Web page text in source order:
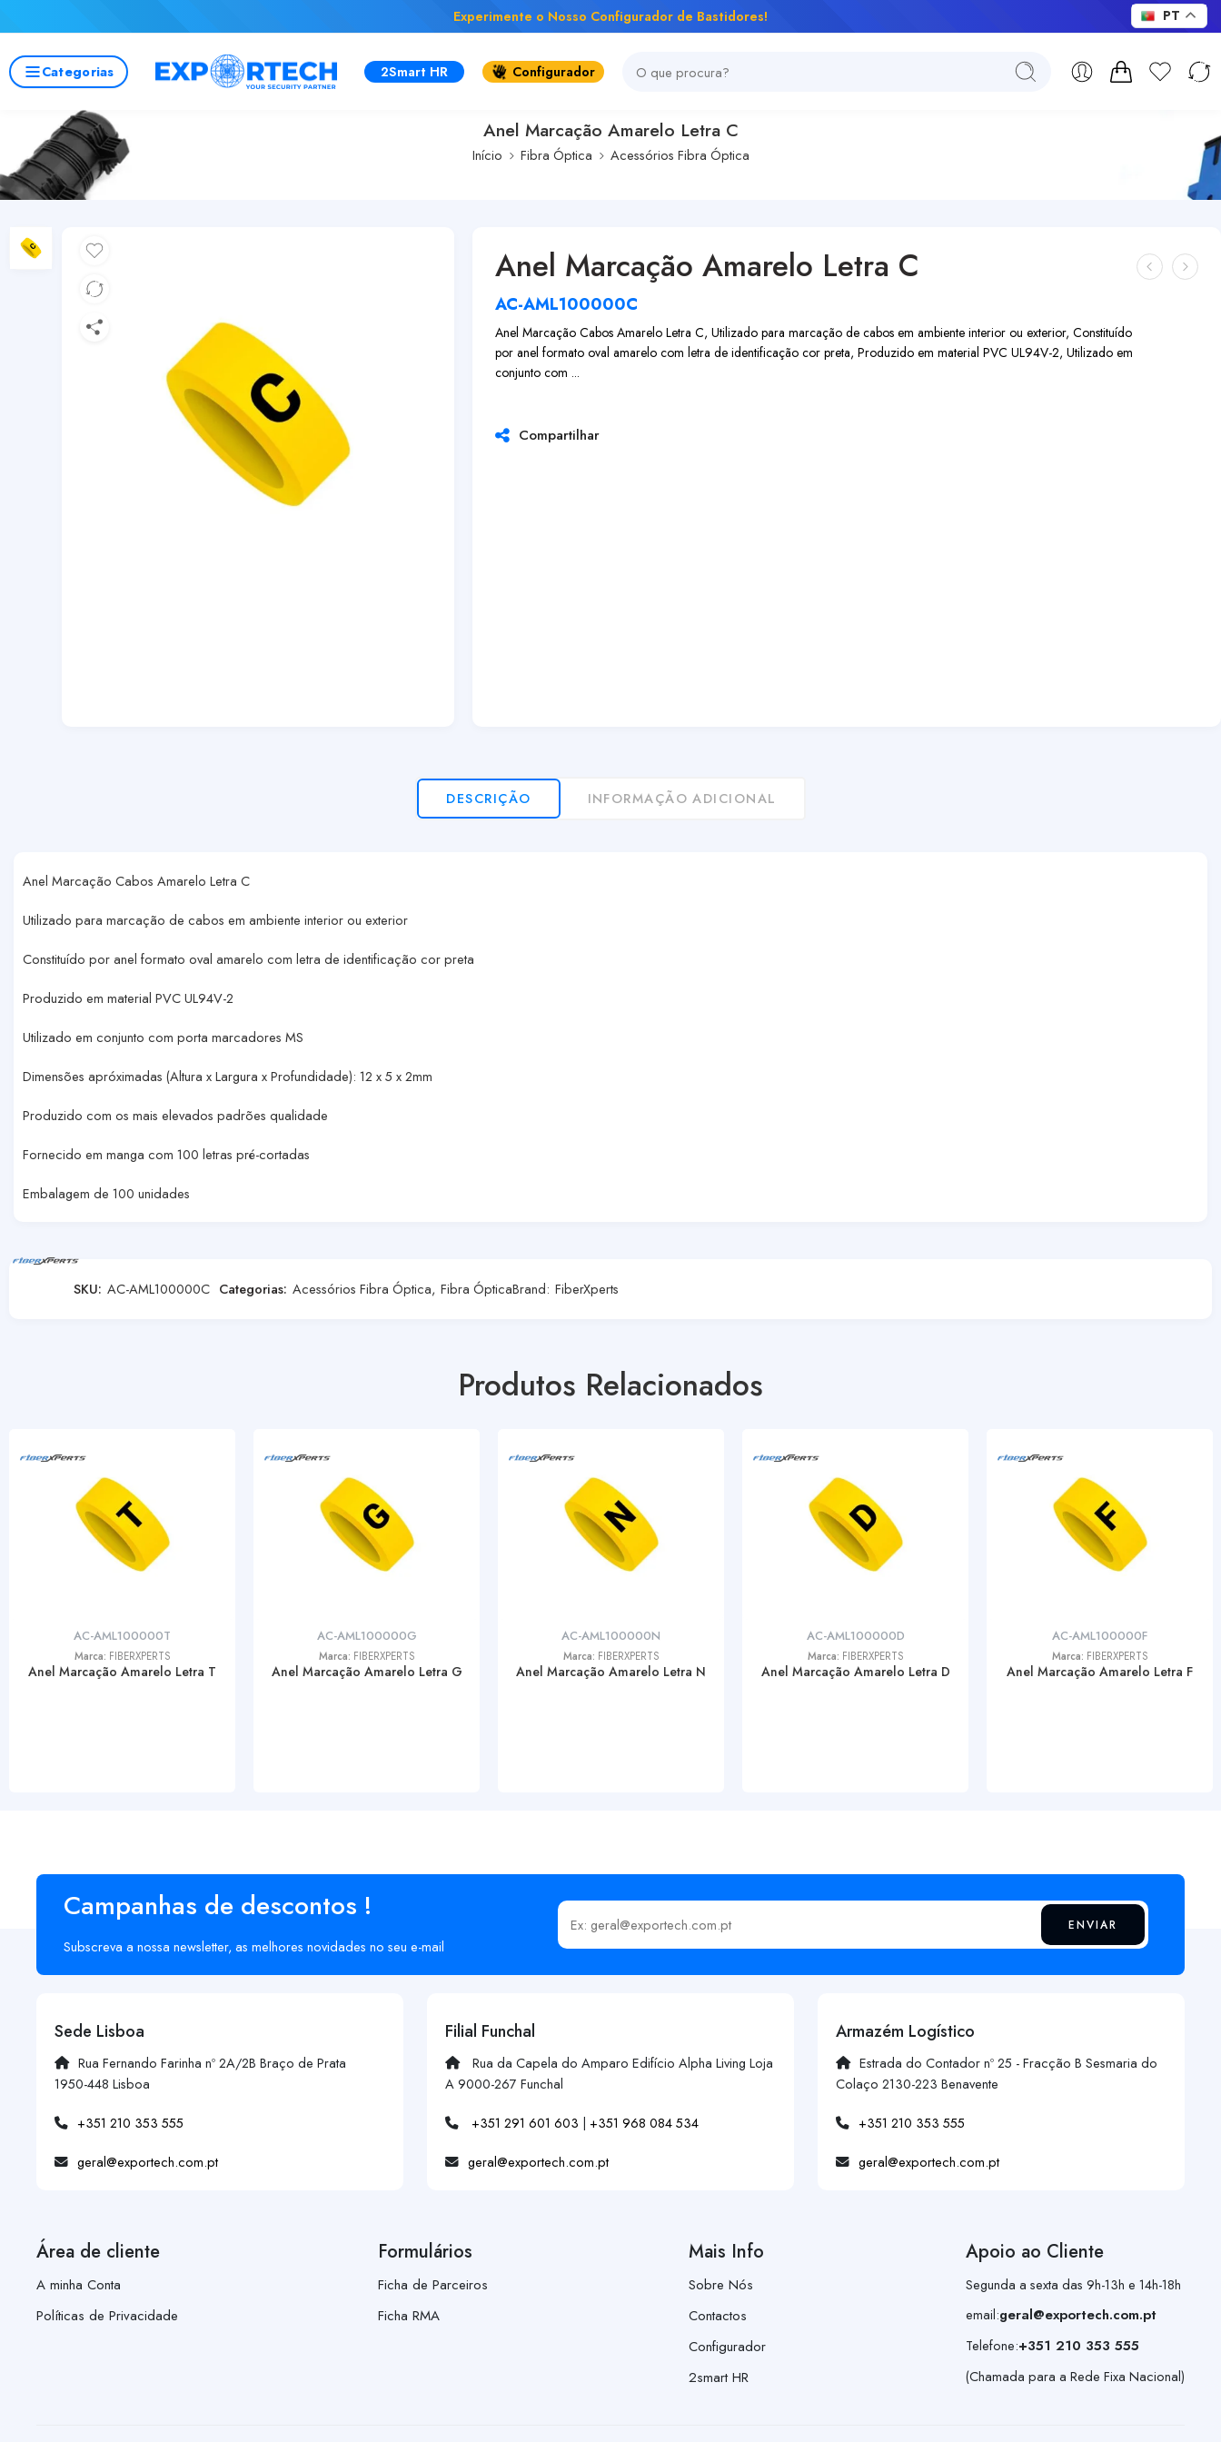
Experimente o Nosso Configurador de Bastidores!
Categorias 2Smart HR Configurador
Anel Marcação Amarelo Letra C
Início Fibra Óptica Acessórios Fibra Óptica
Anel Marcação Amarelo Letra C
AC-AML100000C
Anel Marcação Cabos Amarelo Letra C, Utilizado para marcação de cabos em ambiente interior ou exterior, Constituído
por anel formato oval amarelo com letra de identificação cor preta, Produzido em material PVC UL94V-2, Utilizado em
conjunto com ...
Compartilhar
DESCRIÇÃO INFORMAÇÃO ADICIONAL
Anel Marcação Cabos Amarelo Letra C
Utilizado para marcação de cabos em ambiente interior ou exterior
Constituído por anel formato oval amarelo com letra de identificação cor preta
Produzido em material PVC UL94V-2
Utilizado em conjunto com porta marcadores MS
Dimensões apróximadas (Altura x Largura x Profundidade): 12 x 5 x 2mm
Produzido com os mais elevados padrões qualidade
Fornecido em manga com 100 letras pré-cortadas
Embalagem de 100 unidades
SKU: AC-AML100000C Categorias: Acessórios Fibra Óptica, Fibra ÓpticaBrand: FiberXperts
Produtos Relacionados
AC-AML100000T
Marca: FIBERXPERTS
Anel Marcação Amarelo Letra T
AC-AML100000G
Marca: FIBERXPERTS
Anel Marcação Amarelo Letra G
AC-AML100000N
Marca: FIBERXPERTS
Anel Marcação Amarelo Letra N
AC-AML100000D
Marca: FIBERXPERTS
Anel Marcação Amarelo Letra D
AC-AML100000F
Marca: FIBERXPERTS
Anel Marcação Amarelo Letra F
Campanhas de descontos !
Subscreva a nossa newsletter, as melhores novidades no seu e-mail
Insira o seu email ENVIAR
Sede Lisboa
Rua Fernando Farinha nº 2A/2B Braço de Prata
1950-448 Lisboa
+351 210 353 555
geral@exportech.com.pt
Filial Funchal
Rua da Capela do Amparo Edifício Alpha Living Loja
A 9000-267 Funchal
+351 291 601 603 | +351 968 084 534
geral@exportech.com.pt
Armazém Logístico
Estrada do Contador nº 25 - Fracção B Sesmaria do
Colaço 2130-223 Benavente
+351 210 353 555
geral@exportech.com.pt
Área de cliente
A minha Conta
Políticas de Privacidade
Formulários
Ficha de Parceiros
Ficha RMA
Mais Info
Sobre Nós
Contactos
Configurador
2smart HR
Apoio ao Cliente
Segunda a sexta das 9h-13h e 14h-18h
email:geral@exportech.com.pt
Telefone:+351 210 353 555
(Chamada para a Rede Fixa Nacional)
PT